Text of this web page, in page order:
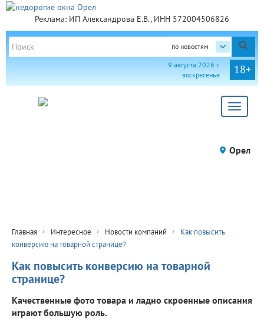
Реклама: ИП Александрова Е.В., ИНН 572004506826
по новостям
18+
9 августа 2026 г.
воскресенье
Toggle
Орел
Главная Интересное Новости компаний
Как повысить
конверсию на товарной странице?
Как повысить конверсию на товарной
странице?
Качественные фото товара и ладно скроенные описания
играют большую роль.